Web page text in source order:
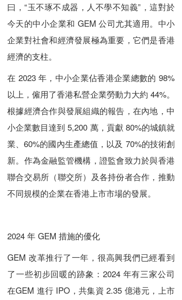
曰，“玉不琢不成器，人不學不知義”，這對於
今天的中小企業和 GEM 公司尤其適用。中小
企業對社會和經濟發展極為重要，它們是香港
經濟的支柱。
在 2023 年，中小企業佔香港企業總數的 98%
以上，僱用了香港私營企業勞動力大約 44%。
根據經濟合作與發展組織的報告，在內地，中
小企業數目達到 5,200 萬，貢獻 80%的城鎮就
業、60%的國內生產總值，以及 70%的技術創
新。作為金融監管機構，證監會致力於與香港
聯合交易所（聯交所）及各持份者合作，推動
不同規模的企業在香港上市市場的發展。
2024 年 GEM 措施的優化
GEM 改革推行了一年，很高興我們已經看到
了一些初步回暖的跡象：2024 年有三家公司
在GEM 進行 IPO，共集資 2.35 億港元，上市